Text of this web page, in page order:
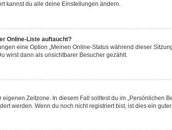
kannst du alle deine Einstellungen ändern.
Online-Liste auftaucht?
eine Option „Meinen Online-Status während dieser
wirst dann als unsichtbarer Besucher gezählt.
Zeitzone. In diesem Fall solltest du im „Persönlichen
werden. Wenn du noch nicht registriert bist, ist dies ein